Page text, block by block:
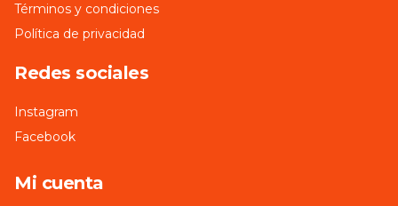
Términos y condiciones
Política de privacidad
Redes sociales
Instagram
Facebook
Mi cuenta